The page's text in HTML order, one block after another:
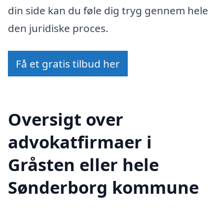
din side kan du føle dig tryg gennem hele
den juridiske proces.
Få et gratis tilbud her
Oversigt over
advokatfirmaer i
Gråsten eller hele
Sønderborg kommune